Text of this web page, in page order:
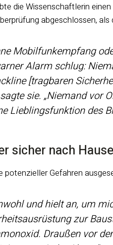
die Wissenschaftlerin
abgeschlossen,
Mobilfunkempfang
Alarm schlug:
[tragbaren
sie. „Niemand vor
Lieblingsfunktion des
sicher nach
Gefahren
und hielt an, um
zur
Draußen vor